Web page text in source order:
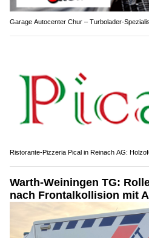
Garage Autocenter Chur – Turbolader-
Ristorante-Pizzeria Pical in Reinach AG:
Warth-Weiningen TG:
nach Frontalkollision mit